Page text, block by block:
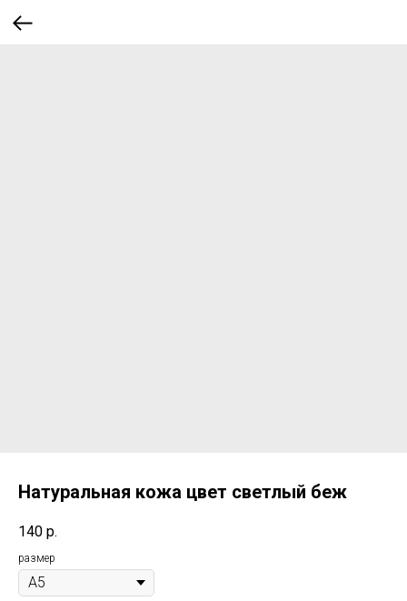
Натуральная кожа цвет светлый беж
140 р.
размер